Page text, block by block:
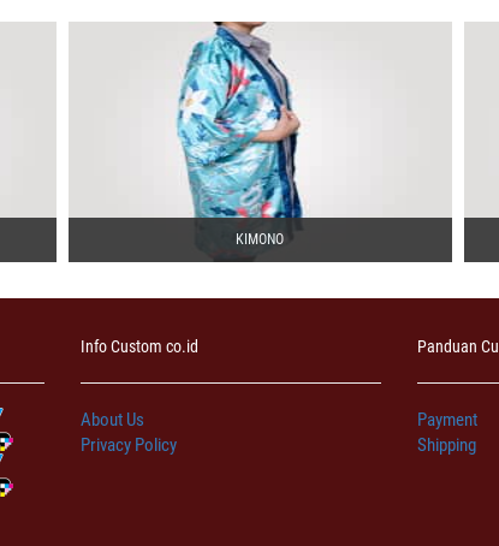
KIMONO
Info Custom co.id
About Us
Privacy Policy
Panduan
Payment
Shipping